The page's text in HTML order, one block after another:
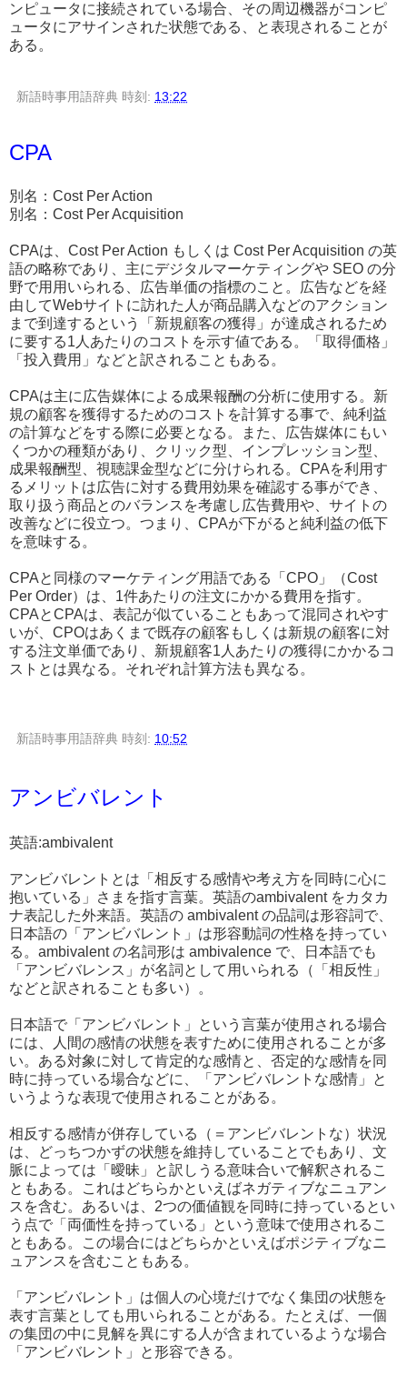
ンピュータに接続されている場合、その周辺機器がコンピ
ュータにアサインされた状態である、と表現されることが
ある。
新語時事用語辞典 時刻: 13:22
CPA
別名：Cost Per Action
別名：Cost Per Acquisition
CPAは、Cost Per Action もしくは Cost Per Acquisition の英
語の略称であり、主にデジタルマーケティングや SEO の分
野で用用いられる、広告単価の指標のこと。広告などを経
由してWebサイトに訪れた人が商品購入などのアクション
まで到達するという「新規顧客の獲得」が達成されるため
に要する1人あたりのコストを示す値である。「取得価格」
「投入費用」などと訳されることもある。
CPAは主に広告媒体による成果報酬の分析に使用する。新
規の顧客を獲得するためのコストを計算する事で、純利益
の計算などをする際に必要となる。また、広告媒体にもい
くつかの種類があり、クリック型、インプレッション型、
成果報酬型、視聴課金型などに分けられる。CPAを利用す
るメリットは広告に対する費用効果を確認する事ができ、
取り扱う商品とのバランスを考慮し広告費用や、サイトの
改善などに役立つ。つまり、CPAが下がると純利益の低下
を意味する。
CPAと同様のマーケティング用語である「CPO」（Cost
Per Order）は、1件あたりの注文にかかる費用を指す。
CPAとCPAは、表記が似ていることもあって混同されやす
いが、CPOはあくまで既存の顧客もしくは新規の顧客に対
する注文単価であり、新規顧客1人あたりの獲得にかかるコ
ストとは異なる。それぞれ計算方法も異なる。
新語時事用語辞典 時刻: 10:52
アンビバレント
英語:ambivalent
アンビバレントとは「相反する感情や考え方を同時に心に
抱いている」さまを指す言葉。英語のambivalent をカタカ
ナ表記した外来語。英語の ambivalent の品詞は形容詞で、
日本語の「アンビバレント」は形容動詞の性格を持ってい
る。ambivalent の名詞形は ambivalence で、日本語でも
「アンビバレンス」が名詞として用いられる（「相反性」
などと訳されることも多い）。
日本語で「アンビバレント」という言葉が使用される場合
には、人間の感情の状態を表すために使用されることが多
い。ある対象に対して肯定的な感情と、否定的な感情を同
時に持っている場合などに、「アンビバレントな感情」と
いうような表現で使用されることがある。
相反する感情が併存している（＝アンビバレントな）状況
は、どっちつかずの状態を維持していることでもあり、文
脈によっては「曖昧」と訳しうる意味合いで解釈されるこ
ともある。これはどちらかといえばネガティブなニュアン
スを含む。あるいは、2つの価値観を同時に持っているとい
う点で「両価性を持っている」という意味で使用されるこ
ともある。この場合にはどちらかといえばポジティブなニ
ュアンスを含むこともある。
「アンビバレント」は個人の心境だけでなく集団の状態を
表す言葉としても用いられることがある。たとえば、一個
の集団の中に見解を異にする人が含まれているような場合
「アンビバレント」と形容できる。